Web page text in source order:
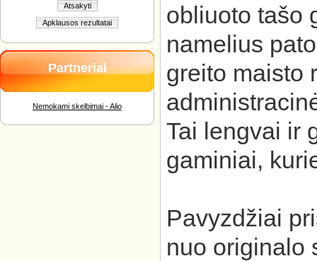
Atsakyti
Apklausos rezultatai
Partneriai
Nemokami skelbimai - Alio
obliuoto tašo
namelius
greito maisto
Tai lengvai ir
gaminiai,
Pavyzdžiai
nuo originalo